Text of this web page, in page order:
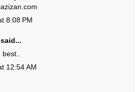
8:08 PM
said...
12:54 AM